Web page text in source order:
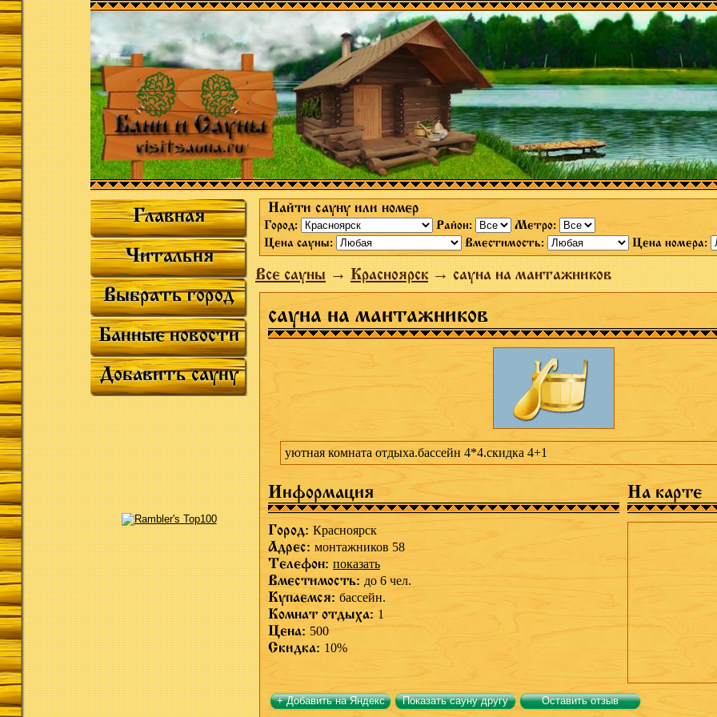
Главная
Читальня
Выбрать город
Банные новости
Добавить сауну
Найти сауну или номер
Город: Район:
Метро:
Цена сауны:
Вместимость: Цена номера:
Все сауны→Красноярск→ сауна на мантажников
сауна на мантажников
уютная комната отдыха.бассейн 4*4.скидка 4+1
Информация На карте
Город: Красноярск
Адрес: монтажников 58
Телефон: показать
Вместимость: до 6 чел.
Купаемся: бассейн.
Комнат отдыха: 1
Цена: 500
Скидка: 10%
+ Добавить на Яндекс Показать сауну другу Оставить отзыв